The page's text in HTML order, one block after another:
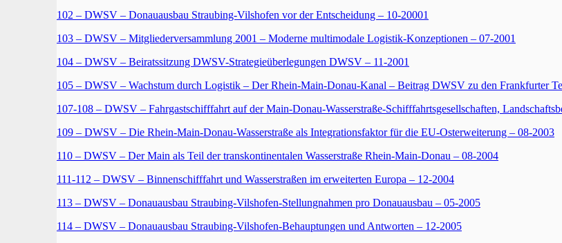
102 – DWSV – Donauausbau Straubing-Vilshofen vor der Entscheidung – 10-20001
103 – DWSV – Mitgliederversammlung 2001 – Moderne multimodale Logistik-Konzeptionen – 07-2001
104 – DWSV – Beiratssitzung DWSV-Strategieüberlegungen DWSV – 11-2001
105 – DWSV – Wachstum durch Logistik – Der Rhein-Main-Donau-Kanal – Beitrag DWSV zu den Frankfurter
107-108 – DWSV – Fahrgastschifffahrt auf der Main-Donau-Wasserstraße-Schifffahrtsgesellschaften,
109 – DWSV – Die Rhein-Main-Donau-Wasserstraße als Integrationsfaktor für die EU-Osterweiterung – 08-2003
110 – DWSV – Der Main als Teil der transkontinentalen Wasserstraße Rhein-Main-Donau – 08-2004
111-112 – DWSV – Binnenschifffahrt und Wasserstraßen im erweiterten Europa – 12-2004
113 – DWSV – Donauausbau Straubing-Vilshofen-Stellungnahmen pro Donauausbau – 05-2005
114 – DWSV – Donauausbau Straubing-Vilshofen-Behauptungen und Antworten – 12-2005